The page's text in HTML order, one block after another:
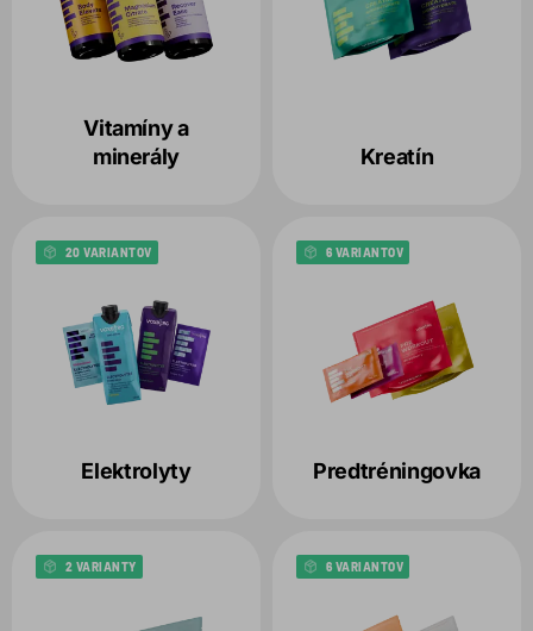
Vitamíny a
minerály
Kreatín
Elektrolyty
20 VARIANTOV
Predtréningovka
6 VARIANTOV
2 VARIANTY 6 VARIANTOV